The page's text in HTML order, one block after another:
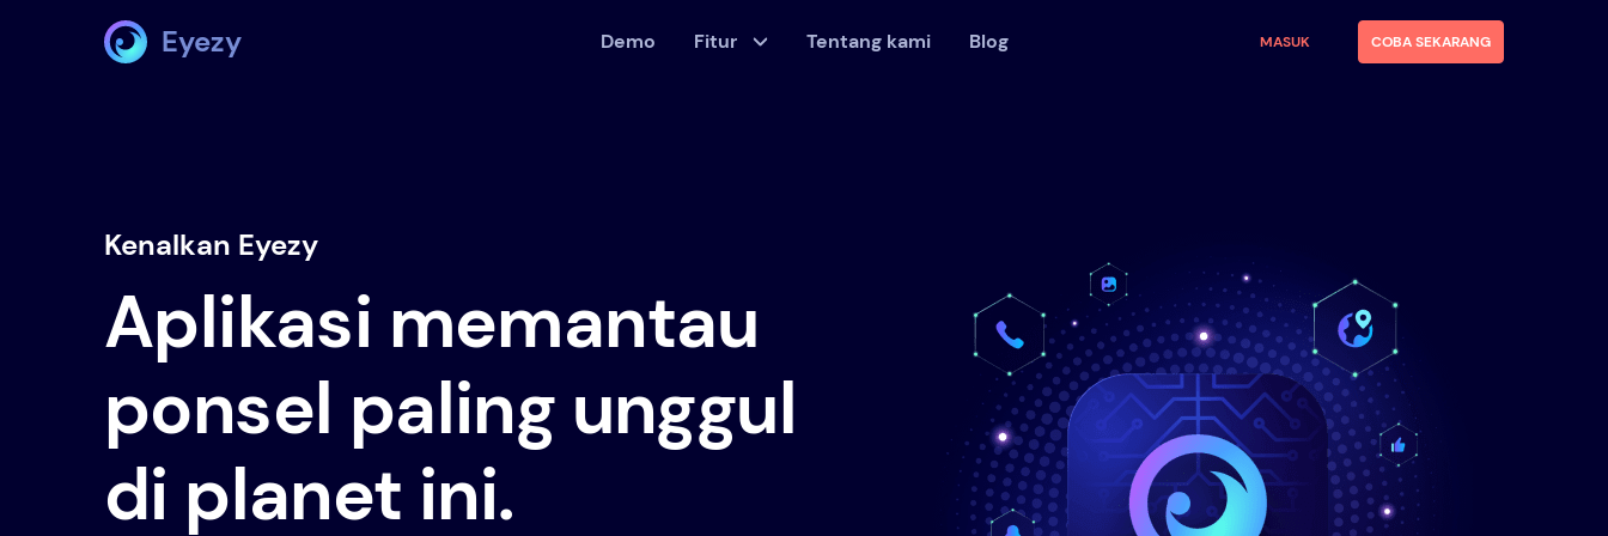
Eyezy Demo Fitur Tentang kami Blog MASUK COBA SEKARANG
Kenalkan Eyezy
Aplikasi memantau
ponsel paling unggul
di planet ini.